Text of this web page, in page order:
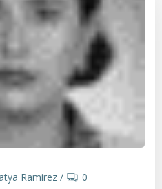
Ramirez / 0